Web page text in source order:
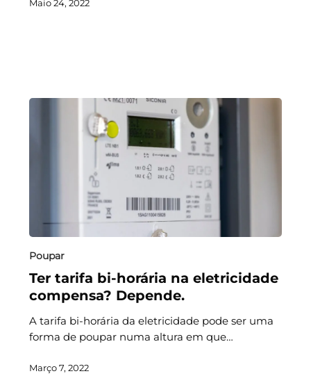
Maio 24, 2022
Poupar
Ter tarifa bi-horária na eletricidade
compensa? Depende.
A tarifa bi-horária da eletricidade pode ser uma
forma de poupar numa altura em que…
Março 7, 2022